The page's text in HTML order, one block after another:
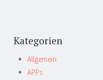
Kategorien
Allgemein
APPs